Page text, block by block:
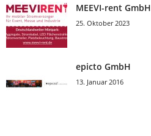
MEEVI-rent GmbH
25. Oktober 2023
epicto GmbH
13. Januar 2016